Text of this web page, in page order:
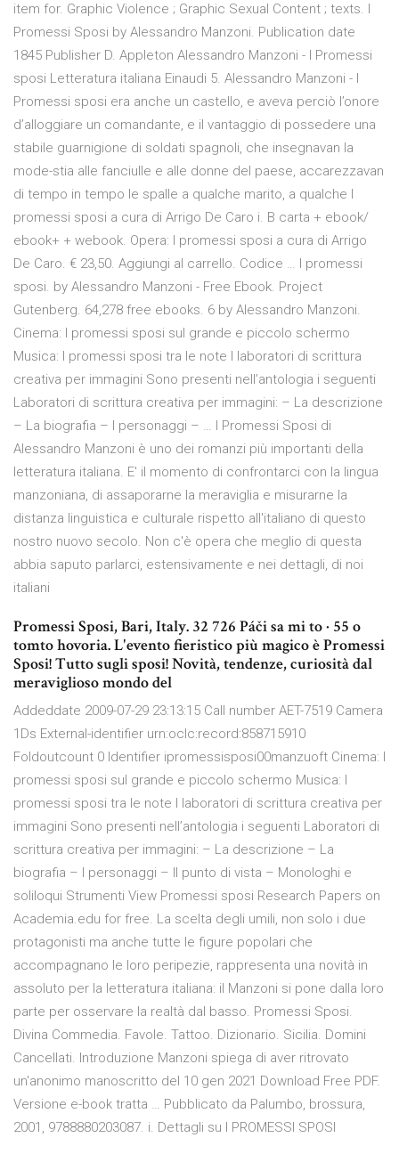
item for. Graphic Violence ; Graphic Sexual Content ; texts. I
Promessi Sposi by Alessandro Manzoni. Publication date
1845 Publisher D. Appleton Alessandro Manzoni - I Promessi
sposi Letteratura italiana Einaudi 5. Alessandro Manzoni - I
Promessi sposi era anche un castello, e aveva perciò l’onore
d’alloggiare un comandante, e il vantaggio di possedere una
stabile guarnigione di soldati spagnoli, che insegnavan la
mode-stia alle fanciulle e alle donne del paese, accarezzavan
di tempo in tempo le spalle a qualche marito, a qualche I
promessi sposi a cura di Arrigo De Caro i. B carta + ebook/
ebook+ + webook. Opera: I promessi sposi a cura di Arrigo
De Caro. € 23,50. Aggiungi al carrello. Codice … I promessi
sposi. by Alessandro Manzoni - Free Ebook. Project
Gutenberg. 64,278 free ebooks. 6 by Alessandro Manzoni.
Cinema: I promessi sposi sul grande e piccolo schermo
Musica: I promessi sposi tra le note I laboratori di scrittura
creativa per immagini Sono presenti nell’antologia i seguenti
Laboratori di scrittura creativa per immagini: – La descrizione
– La biografia – I personaggi – … I Promessi Sposi di
Alessandro Manzoni è uno dei romanzi più importanti della
letteratura italiana. E' il momento di confrontarci con la lingua
manzoniana, di assaporarne la meraviglia e misurarne la
distanza linguistica e culturale rispetto all'italiano di questo
nostro nuovo secolo. Non c'è opera che meglio di questa
abbia saputo parlarci, estensivamente e nei dettagli, di noi
italiani
Promessi Sposi, Bari, Italy. 32 726 Páči sa mi to · 55 o
tomto hovoria. L'evento fieristico più magico è Promessi
Sposi! Tutto sugli sposi! Novità, tendenze, curiosità dal
meraviglioso mondo del
Addeddate 2009-07-29 23:13:15 Call number AET-7519 Camera
1Ds External-identifier urn:oclc:record:858715910
Foldoutcount 0 Identifier ipromessisposi00manzuoft Cinema: I
promessi sposi sul grande e piccolo schermo Musica: I
promessi sposi tra le note I laboratori di scrittura creativa per
immagini Sono presenti nell’antologia i seguenti Laboratori di
scrittura creativa per immagini: – La descrizione – La
biografia – I personaggi – Il punto di vista – Monologhi e
soliloqui Strumenti View Promessi sposi Research Papers on
Academia.edu for free. La scelta degli umili, non solo i due
protagonisti ma anche tutte le figure popolari che
accompagnano le loro peripezie, rappresenta una novità in
assoluto per la letteratura italiana: il Manzoni si pone dalla loro
parte per osservare la realtà dal basso. Promessi Sposi.
Divina Commedia. Favole. Tattoo. Dizionario. Sicilia. Domini
Cancellati. Introduzione Manzoni spiega di aver ritrovato
un'anonimo manoscritto del 10 gen 2021 Download Free PDF.
Versione e-book tratta … Pubblicato da Palumbo, brossura,
2001, 9788880203087. i. Dettagli su I PROMESSI SPOSI